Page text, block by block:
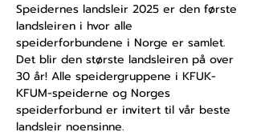
Speidernes landsleir 2025 er den første
landsleiren i hvor alle
speiderforbundene i Norge er samlet.
Det blir den største landsleiren på over
30 år! Alle speidergruppene i KFUK-
KFUM-speiderne og Norges
speiderforbund er invitert til vår beste
landsleir noensinne.